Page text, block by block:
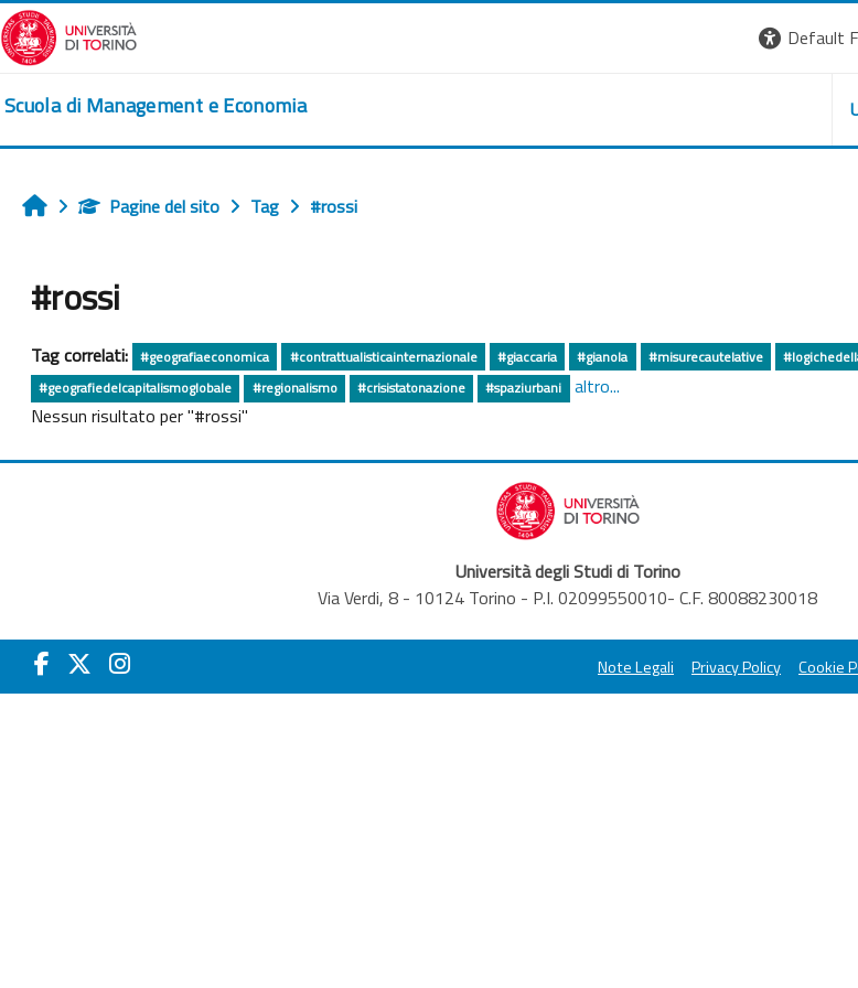
Vai al contenuto principale
Default
Scuola di Management e Economia
HomePagine del sito Tag #rossi
#rossi
Tag correlati: #geografiaeconomica #contrattualisticainternazionale #giaccaria #gianola #misurecautelative
#geografiedelcapitalismoglobale
#regionalismo #crisistatonazione #spaziurbani
altro...
Nessun risultato per "#rossi"
Università degli Studi di Torino
Via Verdi, 8 - 10124 Torino - P.I. 02099550010- C.F. 80088230018
Note Legali Privacy Policy Cookie